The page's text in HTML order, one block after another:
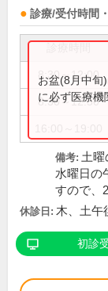
診療/受付時間
8:30～12:00
8:30～12:30
お盆(8月中旬
に必ず医療機
備考: 土曜
水曜日の
すので、
休診日: 木、土午
初診